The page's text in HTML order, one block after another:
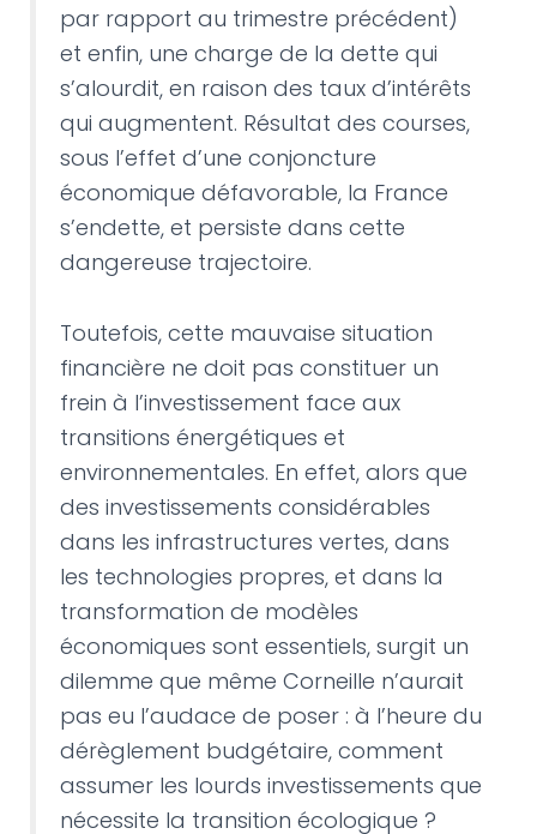
par rapport au trimestre précédent)
et enfin, une charge de la dette qui
s’alourdit, en raison des taux d’intérêts
qui augmentent. Résultat des courses,
sous l’effet d’une conjoncture
économique défavorable, la France
s’endette, et persiste dans cette
dangereuse trajectoire.
Toutefois, cette mauvaise situation
financière ne doit pas constituer un
frein à l’investissement face aux
transitions énergétiques et
environnementales. En effet, alors que
des investissements considérables
dans les infrastructures vertes, dans
les technologies propres, et dans la
transformation de modèles
économiques sont essentiels, surgit un
dilemme que même Corneille n’aurait
pas eu l’audace de poser : à l’heure du
dérèglement budgétaire, comment
assumer les lourds investissements que
nécessite la transition écologique ?